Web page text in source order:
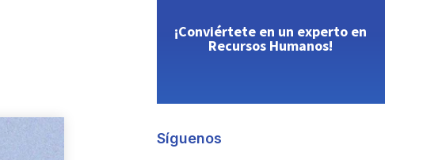
¡Conviértete en un experto en
Recursos Humanos!
Síguenos